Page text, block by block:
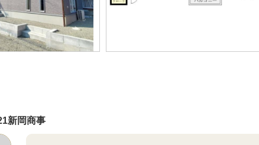
新岡商事